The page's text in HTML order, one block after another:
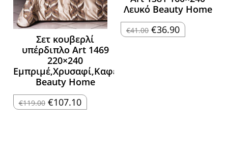
Σετ κουβερλί
υπέρδιπλο Art 1469
220×240
Εμπριμέ,Χρυσαφί,Καφέ
Beauty Home
€119.00 Original
price
€107.10Η
τρέχουσα
Λευκό Beauty Home
€41.00 Original
price
€36.90Η
τρέχουσα